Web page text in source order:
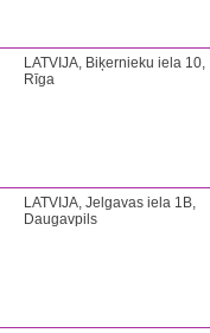
LATVIJA, Biķernieku iela 10,
Rīga
LATVIJA, Jelgavas iela 1B,
Daugavpils